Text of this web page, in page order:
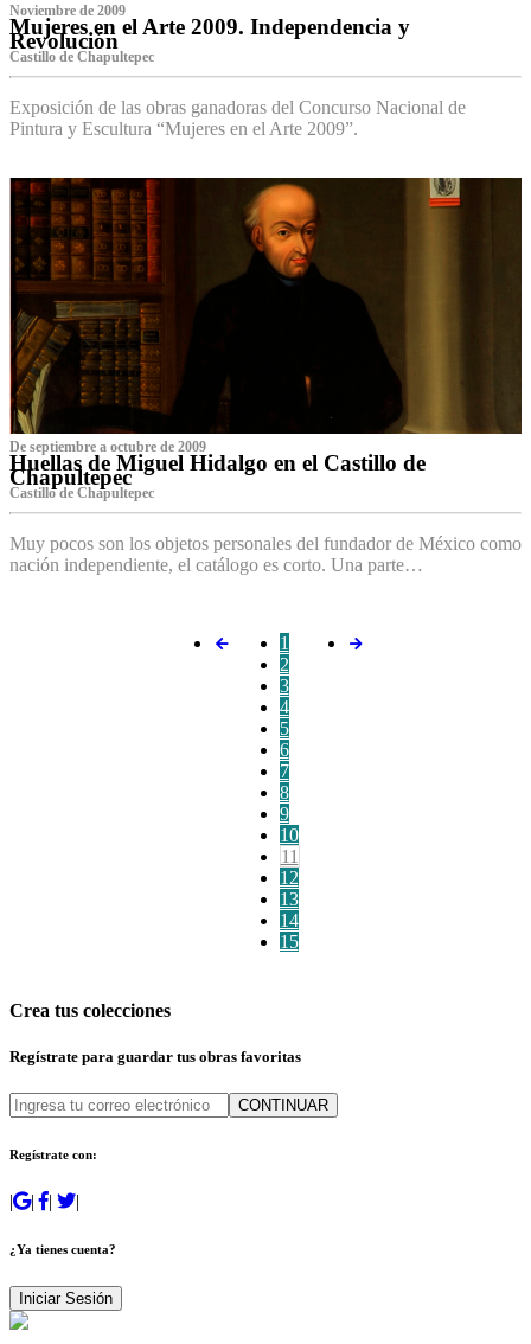
Noviembre de 2009
Mujeres en el Arte 2009. Independencia y
Revolución
Castillo de Chapultepec
Exposición de las obras ganadoras del Concurso Nacional de
Pintura y Escultura “Mujeres en el Arte 2009”.
De septiembre a octubre de 2009
Huellas de Miguel Hidalgo en el Castillo de
Chapultepec
Castillo de Chapultepec
Muy pocos son los objetos personales del fundador de México como
nación independiente, el catálogo es corto. Una parte…
1
2
3
4
5
6
7
8
9
10
11
12
13
14
15
Crea tus colecciones
Regístrate para guardar tus obras favoritas
CONTINUAR
Regístrate con:
| | | |
¿Ya tienes cuenta?
Iniciar Sesión